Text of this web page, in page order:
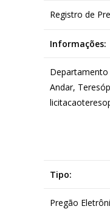
Registro de
Informações:
Departamento
Andar,
Tipo:
Pregão